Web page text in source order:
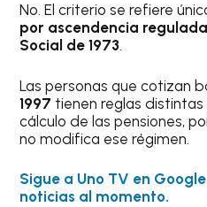
No. El criterio se refiere
por ascendencia
Social de 1973.
Las personas que cotizan
1997 tienen reglas
cálculo de las pensiones,
no modifica ese régimen.
Sigue a Uno TV en
noticias al momento.